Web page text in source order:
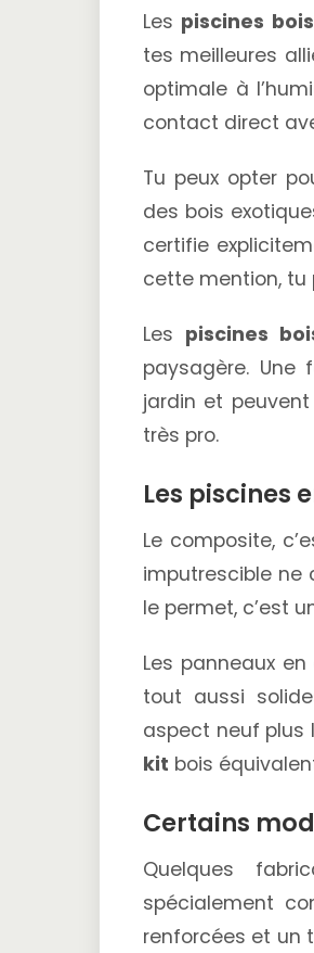
Les piscines bois
tes meilleures
optimale à
contact direct
Tu peux opter
des bois
certifie
cette mention, tu
Les piscines
paysagère.
jardin et
très pro.
Les piscines
Le composite,
imputrescible ne
le permet, c’est
Les panneaux
tout aussi
aspect neuf plus
kit bois
Certains
Quelques
spécialement
renforcées et un